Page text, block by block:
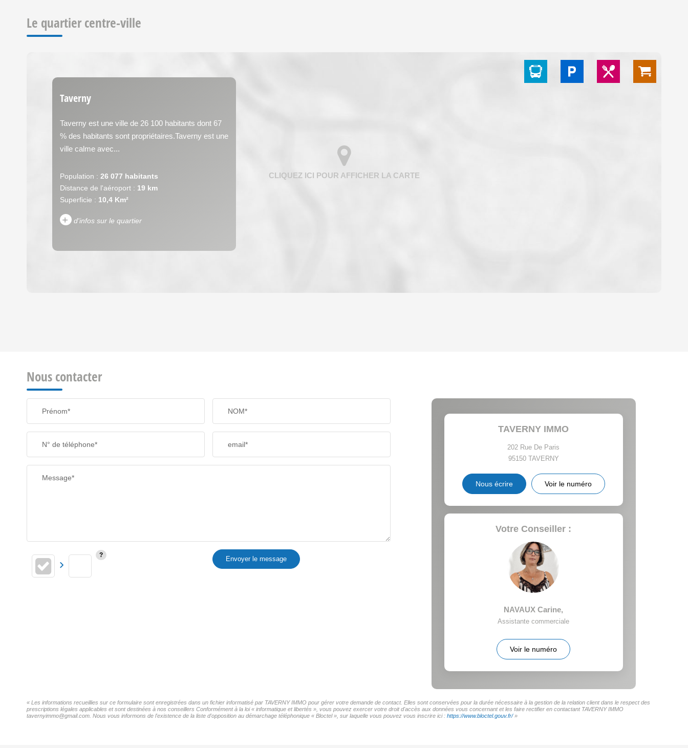
Le quartier centre-ville
Taverny
Taverny est une ville de 26 100 habitants dont 67
% des habitants sont propriétaires.Taverny est une
ville calme avec...
Population : 26 077 habitants
Distance de l'aéroport : 19 km
Superficie : 10,4 Km²
+ d'infos sur le quartier
TAXE FONCIÈRE
SUPERFICIE :
RESTAURANTS ET CAFÉS COMMERCES
Nous contacter
Prénom* NOM*
N° de téléphone* email*
Message*
Envoyer le message
TAVERNY IMMO
202 Rue De Paris
95150 TAVERNY
Nous écrire Voir le numéro
Votre Conseiller :
NAVAUX Carine,
Assistante commerciale
Voir le numéro
« Les informations recueillies sur ce formulaire sont enregistrées dans un fichier informatisé par TAVERNY IMMO pour gérer votre demande de contact. Elles sont conservées pour la durée nécessaire à la gestion de la relation client dans le respect des
prescriptions légales applicables et sont destinées à nos conseillers Conformément à la loi « informatique et libertés », vous pouvez exercer votre droit d'accès aux données vous concernant et les faire rectifier en contactant TAVERNY IMMO
tavernyimmo@gmail.com. Nous vous informons de l'existence de la liste d'opposition au démarchage téléphonique « Bloctel », sur laquelle vous pouvez vous inscrire ici : https://www.bloctel.gouv.fr/»